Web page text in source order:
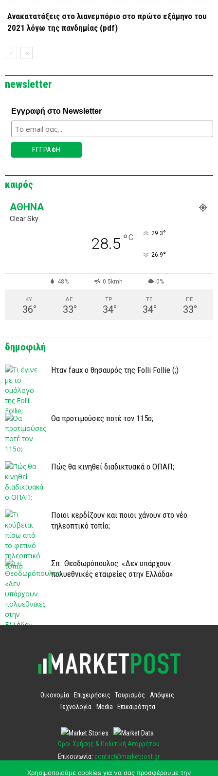
Ανακατατάξεις στο λιανεμπόριο στο πρώτο εξάμηνο του
2021 λόγω της πανδημίας (pdf)
newsletter
Εγγραφή στο Newsletter
καιρός
ΑΘΉΝΑ
Clear Sky
28.5 °C 29.3°
26.9°
48% 0.5kmh 0%
ΚΥ
36°
ΔΕ
33°
ΤΡ
34°
ΤΕ
34°
ΠΕ
33°
δημοφιλή
Ήταν faux ο θησαυρός της Folli Follie (;)
Θα προτιμούσες ποτέ τον 115ο;
Πώς θα κινηθεί διαδικτυακά ο ΟΠΑΠ;
Ποιοι κερδίζουν και ποιοι χάνουν στο νέο
τηλεοπτικό τοπίο;
Σπ. Θεοδωρόπουλος: «Δεν υπάρχουν
πολυεθνικές εταιρείες στην Ελλάδα»
Οικονομία Επιχειρήσεις Τουρισμός
Απόψεις
Τεχνολογία
Media Επικαιρότητα
Όροι Χρήσης & Πολιτική Απορρήτου
Επικοινωνία: contact@marketpost.gr
Χρησιμοποιούμε cookies για να σας προσφέρουμε την